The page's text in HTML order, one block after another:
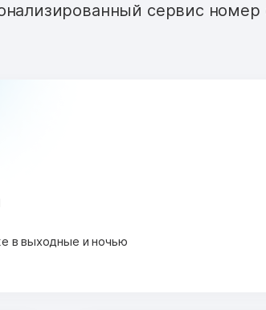
сервис номер
в выходные и ночью